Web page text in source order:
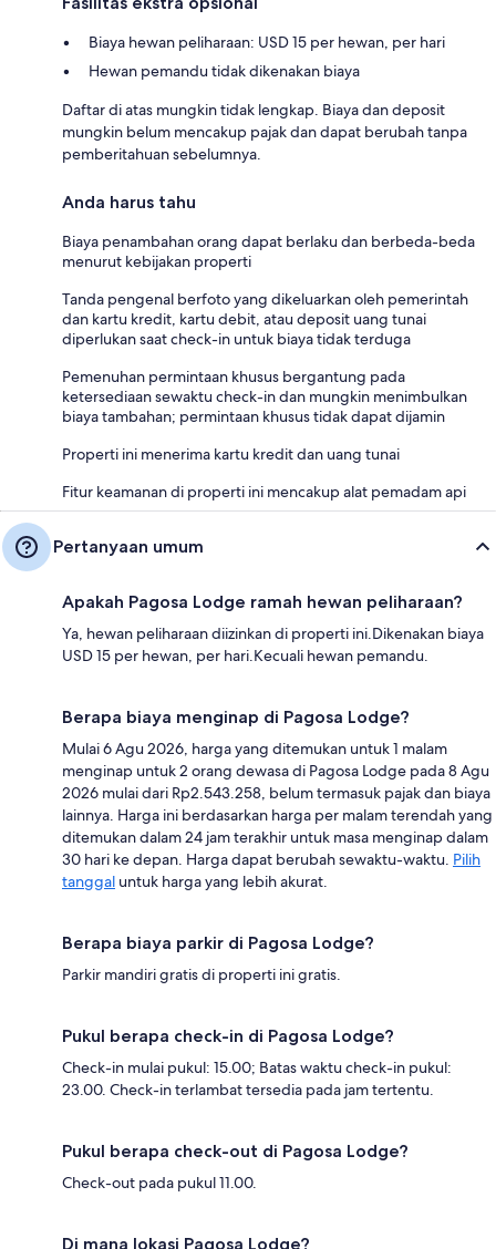
Biaya hewan peliharaan: USD 15 per hewan, per hari
Hewan pemandu tidak dikenakan biaya
Daftar di atas mungkin tidak lengkap. Biaya dan deposit
mungkin belum mencakup pajak dan dapat berubah tanpa
pemberitahuan sebelumnya.
Anda harus tahu
Biaya penambahan orang dapat berlaku dan berbeda-beda
menurut kebijakan properti
Tanda pengenal berfoto yang dikeluarkan oleh pemerintah
dan kartu kredit, kartu debit, atau deposit uang tunai
diperlukan saat check-in untuk biaya tidak terduga
Pemenuhan permintaan khusus bergantung pada
ketersediaan sewaktu check-in dan mungkin menimbulkan
biaya tambahan; permintaan khusus tidak dapat dijamin
Properti ini menerima kartu kredit dan uang tunai
Fitur keamanan di properti ini mencakup alat pemadam api
Pertanyaan umum
Apakah Pagosa Lodge ramah hewan peliharaan?
Ya, hewan peliharaan diizinkan di properti ini.Dikenakan biaya
USD 15 per hewan, per hari.Kecuali hewan pemandu.
Berapa biaya menginap di Pagosa Lodge?
Mulai 6 Agu 2026, harga yang ditemukan untuk 1 malam
menginap untuk 2 orang dewasa di Pagosa Lodge pada 8 Agu
2026 mulai dari Rp2.543.258, belum termasuk pajak dan biaya
lainnya. Harga ini berdasarkan harga per malam terendah yang
ditemukan dalam 24 jam terakhir untuk masa menginap dalam
30 hari ke depan. Harga dapat berubah sewaktu-waktu. Pilih
tanggal untuk harga yang lebih akurat.
Berapa biaya parkir di Pagosa Lodge?
Parkir mandiri gratis di properti ini gratis.
Pukul berapa check-in di Pagosa Lodge?
Check-in mulai pukul: 15.00; Batas waktu check-in pukul:
23.00. Check-in terlambat tersedia pada jam tertentu.
Pukul berapa check-out di Pagosa Lodge?
Check-out pada pukul 11.00.
Di mana lokasi Pagosa Lodge?